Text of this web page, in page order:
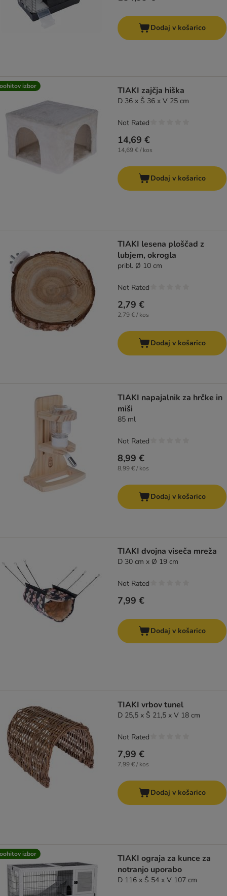
Dodaj v košarico
izbor TIAKI zajčja hiška
D 36 x Š 36 x V 25 cm
14,69 €
14,69 € / kos
Not Rated
Dodaj v košarico
TIAKI lesena ploščad z
lubjem, okrogla
pribl. Ø 10 cm
2,79 €
2,79 € / kos
Not Rated
Dodaj v košarico
TIAKI napajalnik za hrčke in
miši
85 ml
8,99 €
8,99 € / kos
Not Rated
Dodaj v košarico
TIAKI dvojna viseča mreža
D 30 cm x Ø 19 cm
7,99 €
Not Rated
Dodaj v košarico
TIAKI vrbov tunel
D 25,5 x Š 21,5 x V 18 cm
7,99 €
7,99 € / kos
Not Rated
Dodaj v košarico
izbor
TIAKI ograja za kunce za
notranjo uporabo
D 116 x Š 54 x V 107 cm